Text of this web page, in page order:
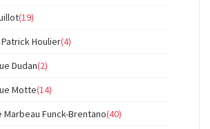
(19)
Houlier(4)
Dudan(2)
Motte(14)
Marbeau Funck-Brentano(40)